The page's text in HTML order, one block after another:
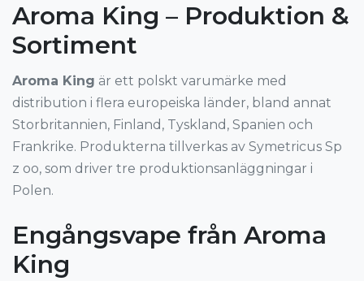
Aroma King – Produktion &
Sortiment
Aroma King är ett polskt varumärke med
distribution i flera europeiska länder, bland annat
Storbritannien, Finland, Tyskland, Spanien och
Frankrike. Produkterna tillverkas av Symetricus Sp
z oo, som driver tre produktionsanläggningar i
Polen.
Engångsvape från Aroma
King